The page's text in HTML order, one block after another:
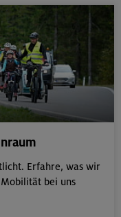
Erfahre, was wir
bei uns